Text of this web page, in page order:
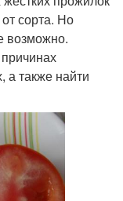
сорта. Но
возможно.
а также найти